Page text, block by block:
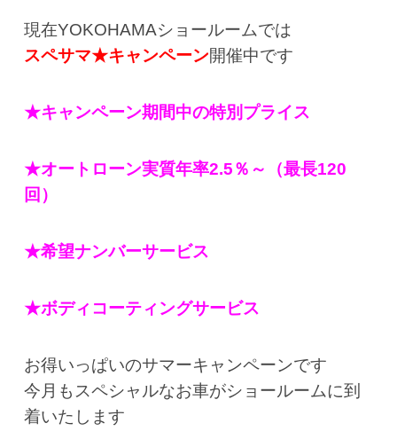
現在YOKOHAMAショールームでは
スペサマ★キャンペーン開催中です
★キャンペーン期間中の特別プライス
★オートローン実質年率2.5％～（最長120
回）
★希望ナンバーサービス
★ボディコーティングサービス
お得いっぱいのサマーキャンペーンです
今月もスペシャルなお車がショールームに到
着いたします